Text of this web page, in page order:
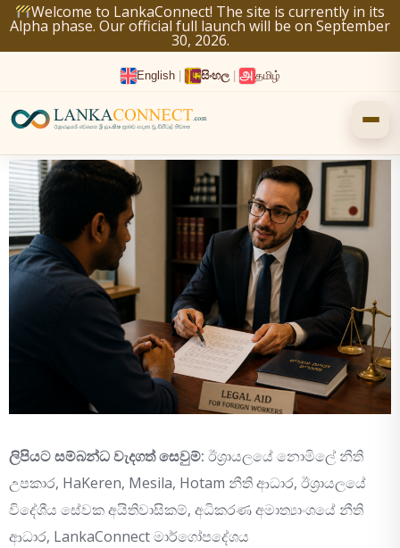
Welcome to LankaConnect! The site is currently in its
Alpha phase. Our official full launch will be on September
30, 2026.
English සිංහල தமிழ்
Skip
to
content
ලිපියට සම්බන්ධ වැදගත් සෙවුම්: ඊශ්‍රායලයේ නොමිලේ නීති
උපකාර, HaKeren, Mesila, Hotam නීති ආධාර, ඊශ්‍රායලයේ
විදේශීය සේවක අයිතිවාසිකම්, අධිකරණ අමාත්‍යාංශයේ නීති
ආධාර, LankaConnect මාර්ගෝපදේශය